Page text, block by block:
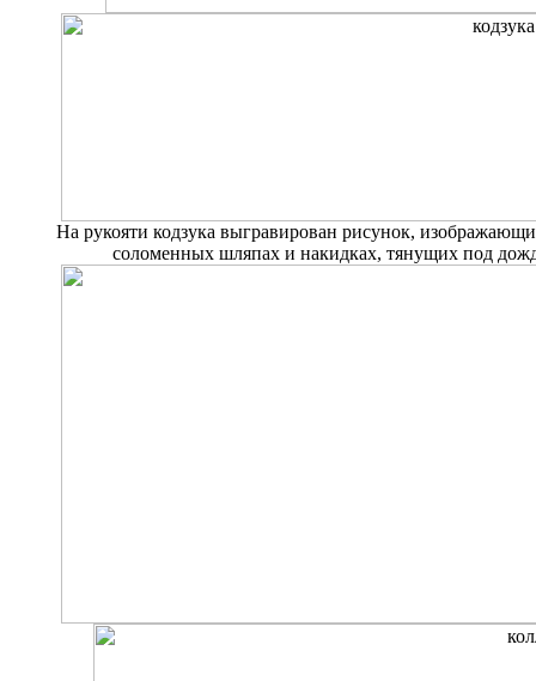
На рукояти кодзука выгравирован рисунок,
соломенных шляпах и накидках, тянущих под